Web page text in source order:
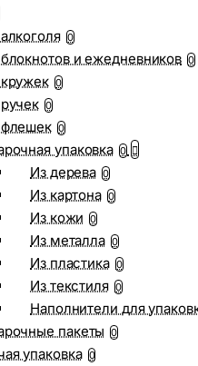
0
и ежедневников 0
0
0
0
упаковка 0
Из дерева 0
Из картона 0
Из кожи 0
Из металла 0
Из пластика 0
Из текстиля 0
Наполнители для
пакеты 0
упаковка 0